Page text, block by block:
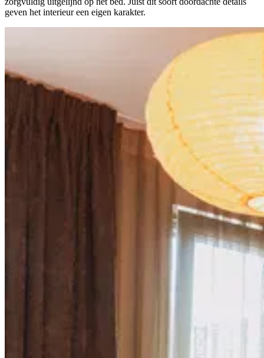
geven het interieur een eigen karakter.